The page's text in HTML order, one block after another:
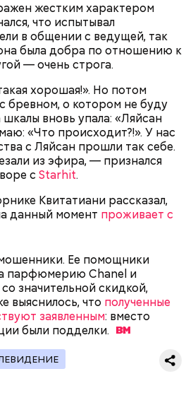
жестким характером
что испытывал
в общении с ведущей, так
была добра по отношению к
— очень строга.
хорошая!». Но потом
бревном, о котором не буду
вновь упала: «Ляйсан
«Что происходит?!». У нас
с Ляйсан прошли так себе.
из эфира, — признался
с Starhit.
Квитатиани рассказал,
данный момент проживает с
Ее помощники
парфюмерию Chanel и
значительной скидкой,
выяснилось, что полученные
заявленным: вместо
были подделки.
кубиками, нужно легко
К ним добавляются зелень
и оливковое масло.
— поделился рецептом
много сахара, который
С одной стороны — это
энергию. Но важно
дынями не нужно сильно
и арбузами, людям с
лишним весом, —